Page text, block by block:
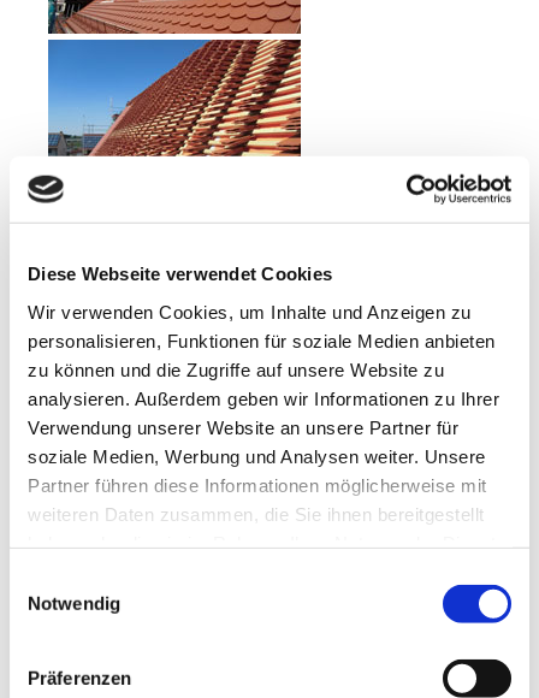
Diese Webseite verwendet Cookies
Wir verwenden Cookies, um Inhalte und Anzeigen zu
personalisieren, Funktionen für soziale Medien anbieten
zu können und die Zugriffe auf unsere Website zu
analysieren. Außerdem geben wir Informationen zu Ihrer
Verwendung unserer Website an unsere Partner für
soziale Medien, Werbung und Analysen weiter. Unsere
Partner führen diese Informationen möglicherweise mit
weiteren Daten zusammen, die Sie ihnen bereitgestellt
Notwendig
Präferenzen